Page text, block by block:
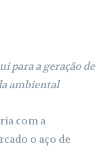
para a geração de
ambiental
com a
o aço de